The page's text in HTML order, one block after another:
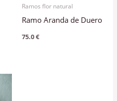
Ramos flor natural
Ramo Aranda de Duero
75.0€